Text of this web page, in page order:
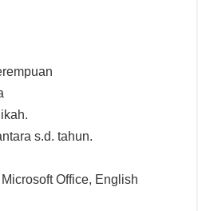
s.d. tahun.
Office, English